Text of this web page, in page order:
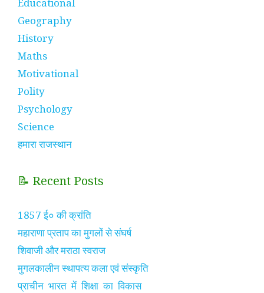
Geography
History
Maths
Motivational
Polity
Psychology
Science
हमारा राजस्थान
📝 Recent Posts
1857 ई० की क्रांति
महाराणा प्रताप का मुगलों से संघर्ष
शिवाजी और मराठा स्वराज
मुगलकालीन स्थापत्य कला एवं संस्कृति
प्राचीन भारत में शिक्षा का विकास